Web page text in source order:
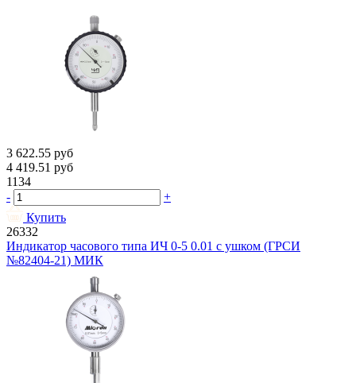
3 622.55 руб
4 419.51 руб
1134
-
+
Купить
26332
Индикатор часового типа ИЧ 0-5 0.01 с ушком (ГРСИ
№82404-21) МИК